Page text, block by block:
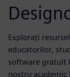
Explorați
educatorilor,
software gratuit
nostru